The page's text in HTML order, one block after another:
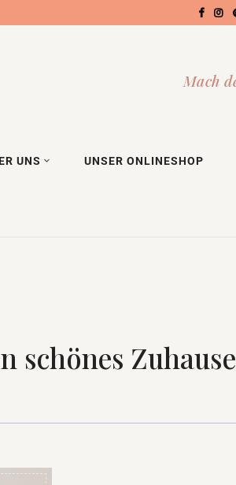
UNS UNSER ONLINESHOP
schönes Zuhause